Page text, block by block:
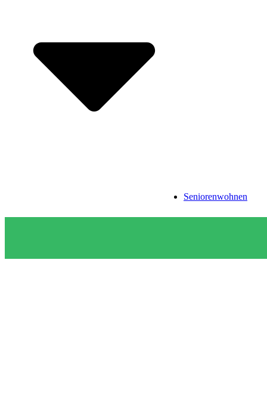
Seniorenwohnen